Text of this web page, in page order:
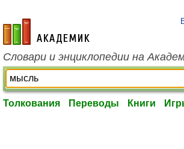
academic.ru
Словари и энциклопедии на
Толкования Переводы Книги